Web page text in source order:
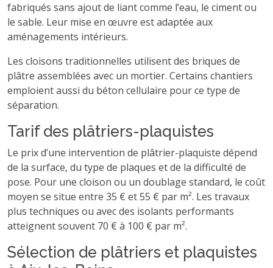
fabriqués sans ajout de liant comme l’eau, le ciment ou
le sable. Leur mise en œuvre est adaptée aux
aménagements intérieurs.
Les cloisons traditionnelles utilisent des briques de
plâtre assemblées avec un mortier. Certains chantiers
emploient aussi du béton cellulaire pour ce type de
séparation.
Tarif des plâtriers-plaquistes
Le prix d’une intervention de plâtrier-plaquiste dépend
de la surface, du type de plaques et de la difficulté de
pose. Pour une cloison ou un doublage standard, le coût
moyen se situe entre 35 € et 55 € par m². Les travaux
plus techniques ou avec des isolants performants
atteignent souvent 70 € à 100 € par m².
Sélection de plâtriers et plaquistes